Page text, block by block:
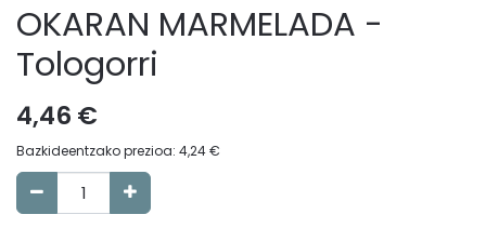
OKARAN MARMELADA -
Tologorri
4,46 €
Bazkideentzako prezioa: 4,24€